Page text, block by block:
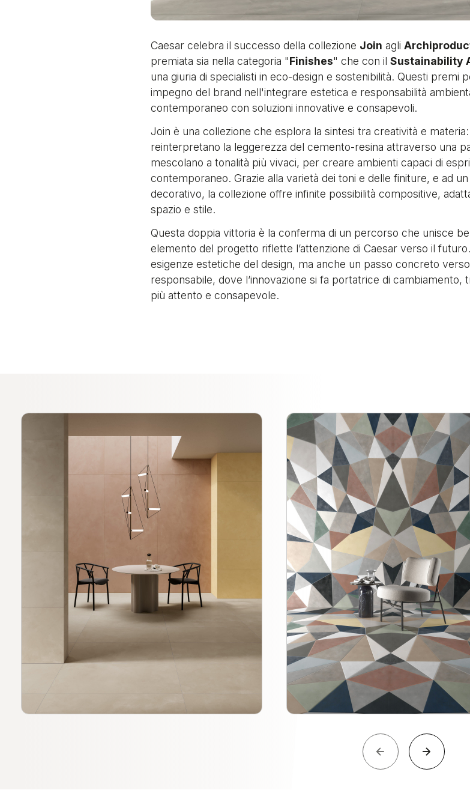
Caesar celebra il successo della collezione Join agli
premiata sia nella categoria "Finishes" che con il Sustainability
una giuria di specialisti in eco-design e sostenibilità. Questi premi
impegno del brand nell'integrare estetica e responsabilità
contemporaneo con soluzioni innovative e consapevoli.
Join è una collezione che esplora la sintesi tra creatività e
reinterpretano la leggerezza del cemento-resina attraverso una
mescolano a tonalità più vivaci, per creare ambienti capaci di
contemporaneo. Grazie alla varietà dei toni e delle finiture, e ad
decorativo, la collezione offre infinite possibilità compositive,
spazio e stile.
Questa doppia vittoria è la conferma di un percorso che unisce
elemento del progetto riflette l’attenzione di Caesar verso il
esigenze estetiche del design, ma anche un passo concreto
responsabile, dove l’innovazione si fa portatrice di cambiamento,
più attento e consapevole.